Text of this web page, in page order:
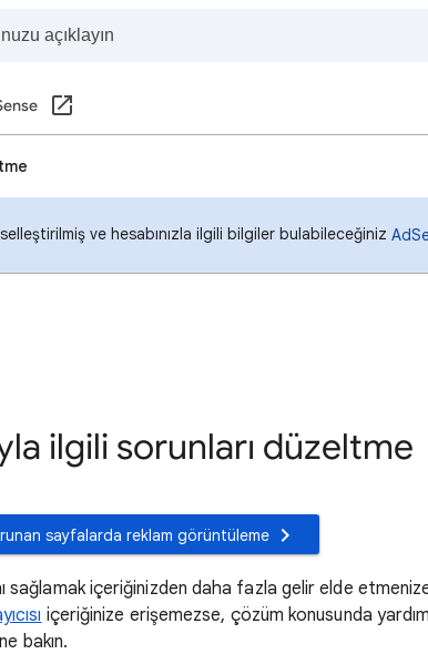
ve hesabınızla ilgili bilgiler bulabileceğiniz
ilgili sorunları düzeltme
sayfalarda reklam görüntüleme
sağlamak içeriğinizden daha fazla gelir elde
içeriğinize erişemezse, çözüm konusunda
bakın.